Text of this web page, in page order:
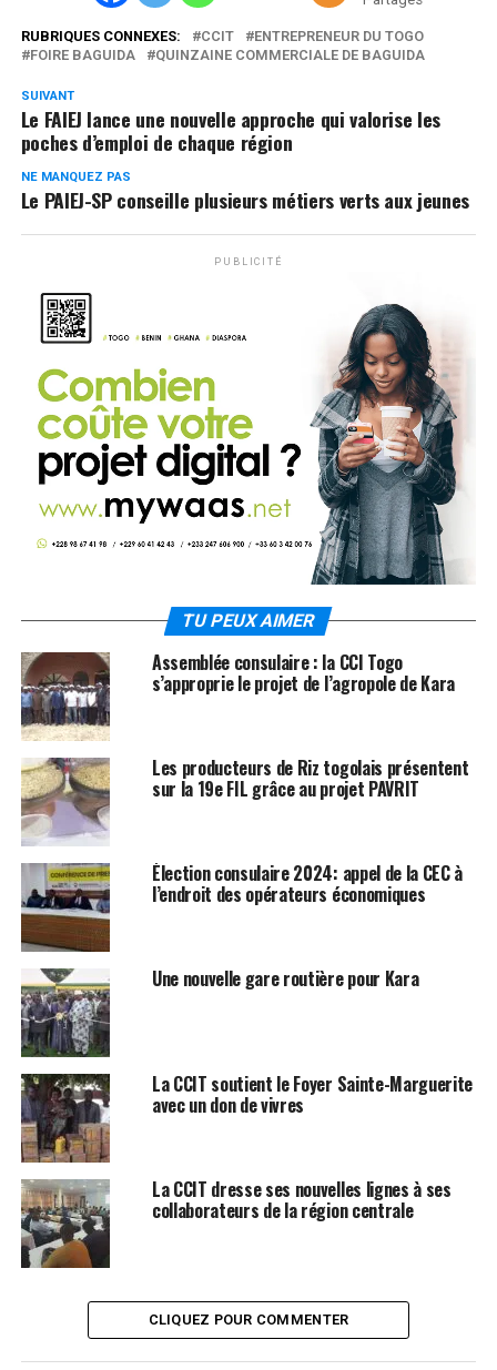
RUBRIQUES CONNEXES: CCIT
ENTREPRENEUR DU TOGO
FOIRE BAGUIDA
QUINZAINE COMMERCIALE DE BAGUIDA
SUIVANT
Le FAIEJ lance une nouvelle approche qui valorise les
poches d’emploi de chaque région
NE MANQUEZ PAS
Le PAIEJ-SP conseille plusieurs métiers verts aux jeunes
PUBLICITÉ
TU PEUX AIMER
Assemblée consulaire : la CCI Togo
s’approprie le projet de l’agropole de Kara
Les producteurs de Riz togolais présentent
sur la 19e FIL grâce au projet PAVRIT
Élection consulaire 2024: appel de la CEC à
l’endroit des opérateurs économiques
Une nouvelle gare routière pour Kara
La CCIT soutient le Foyer Sainte-Marguerite
avec un don de vivres
La CCIT dresse ses nouvelles lignes à ses
collaborateurs de la région centrale
CLIQUEZ POUR COMMENTER